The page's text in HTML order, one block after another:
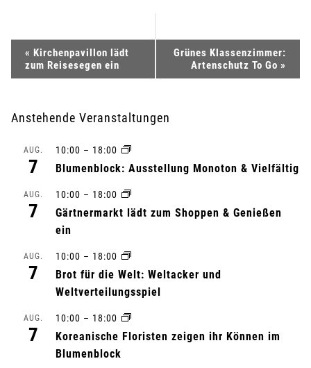
e
r
« Kirchenpavillon lädt
zum Reisesegen ein
Grünes Klassenzimmer:
Artenschutz To Go »
Anstehende Veranstaltungen
AUG.
7
10:00 – 18:00
Blumenblock: Ausstellung Monoton & Vielfältig
AUG.
7
10:00 – 18:00
Gärtnermarkt lädt zum Shoppen & Genießen
ein
AUG.
7
10:00 – 18:00
Brot für die Welt: Weltacker und
Weltverteilungsspiel
AUG.
7
10:00 – 18:00
Koreanische Floristen zeigen ihr Können im
Blumenblock